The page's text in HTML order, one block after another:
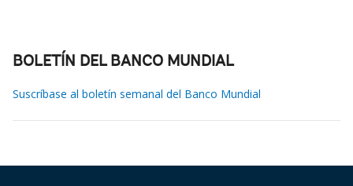
BOLETÍN DEL BANCO MUNDIAL
Suscríbase al boletín semanal del Banco Mundial